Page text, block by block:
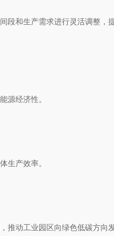
和生产需求进行灵活调整，
源经济性。
生产效率。
推动工业园区向绿色低碳方向发